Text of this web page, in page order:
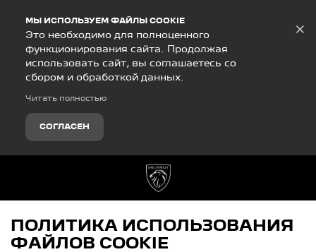
МЫ ИСПОЛЬЗУЕМ ФАЙЛЫ COOKIE
Это необходимо для полноценного
функционирования сайта. Продолжая
использовать сайт, вы соглашаетесь со
сбором и обработкой данных.
Читать полностью
СОГЛАСЕН
×
ПОЛИТИКА ИСПОЛЬЗОВАНИЯ
ФАЙЛОВ COOKIE